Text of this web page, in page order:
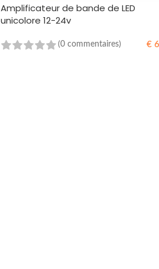
Amplificateur de bande de LED
unicolore 12-24v
(0 commentaires) €